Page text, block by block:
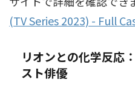
(TV Series 2023) - Full
リオンとの化学反応
スト俳優